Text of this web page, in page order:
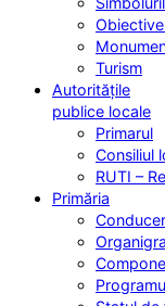
Turism
Autoritățile
publice locale
Primarul
Consiliul
RUTI –
Primăria